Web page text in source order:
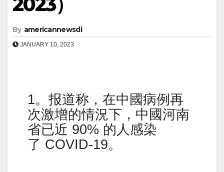
By americannewsdi
JANUARY 10, 2023
1。报道称，在中國病例再
次激增的情況下，中國河南
省已近 90% 的人感染
了 COVID-19。